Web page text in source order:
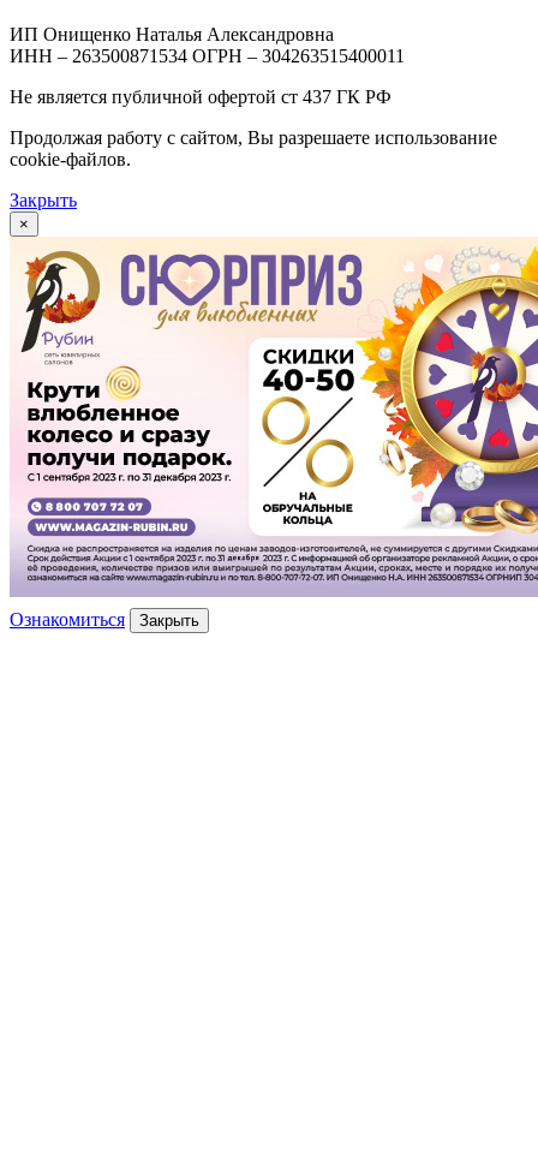
ИП Онищенко Наталья Александровна
ИНН – 263500871534 ОГРН – 304263515400011
Не является публичной офертой ст 437 ГК РФ
Продолжая работу с сайтом, Вы разрешаете использование
cookie-файлов.
Закрыть
×
Ознакомиться Закрыть